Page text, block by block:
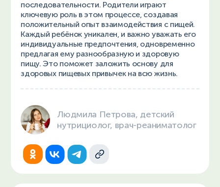
последовательности. Родители играют
ключевую роль в этом процессе, создавая
положительный опыт взаимодействия с пищей.
Каждый ребёнок уникален, и важно уважать его
индивидуальные предпочтения, одновременно
предлагая ему разнообразную и здоровую
пищу. Это поможет заложить основу для
здоровых пищевых привычек на всю жизнь.
Людмила Петрова, детский
нутрициолог, врач-реаниматолог